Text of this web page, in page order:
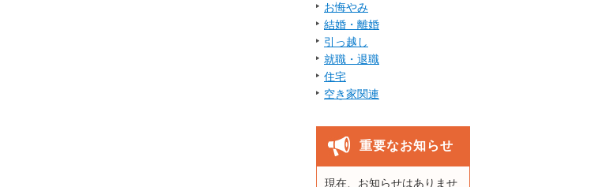
お悔やみ
結婚・離婚
引っ越し
就職・退職
住宅
空き家関連
重要なお知らせ
現在、お知らせはありませ